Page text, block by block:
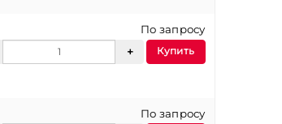
По запросу
Купить
По запросу